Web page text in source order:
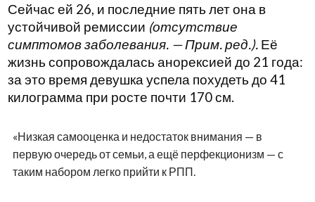
Сейчас ей 26, и последние пять лет она в
устойчивой ремиссии (отсутствие
симптомов заболевания. — Прим. ред.).Её
жизнь сопровождалась анорексией до 21 года:
за это время девушка успела похудеть до 41
килограмма при росте почти 170 см.
«Низкая самооценка и недостаток внимания — в
первую очередь от семьи, а ещё перфекционизм — с
таким набором легко прийти к РПП.